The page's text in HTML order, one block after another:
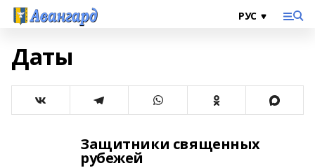
Даты
Защитники священных
рубежей